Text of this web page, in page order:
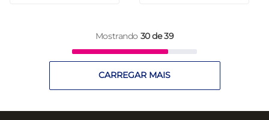
Mostrando 30 de 39